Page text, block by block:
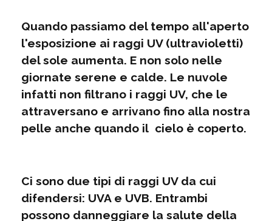
Quando passiamo del tempo all'aperto
l'esposizione ai raggi UV (ultravioletti)
del sole aumenta. E non solo nelle
giornate serene e calde. Le nuvole
infatti non filtrano i raggi UV, che le
attraversano e arrivano fino alla nostra
pelle anche quando il cielo è coperto.
Ci sono due tipi di raggi UV da cui
difendersi: UVA e UVB. Entrambi
possono danneggiare la salute della